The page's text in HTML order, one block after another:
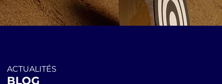
ACTUALITÉS
BLOG